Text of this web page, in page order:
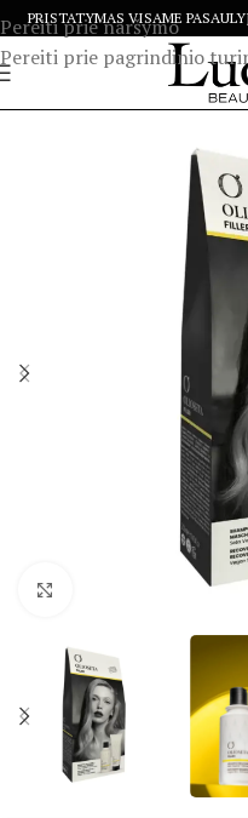
Pereiti prie naršymo
Pereiti prie pagrindinio
PRISTATYMAS VISAME
Spustelėkite, kad